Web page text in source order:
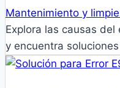
Mantenimiento y
Explora las causas
y encuentra